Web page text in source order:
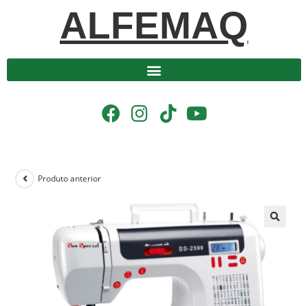
ALFEMAQ
Produto anterior